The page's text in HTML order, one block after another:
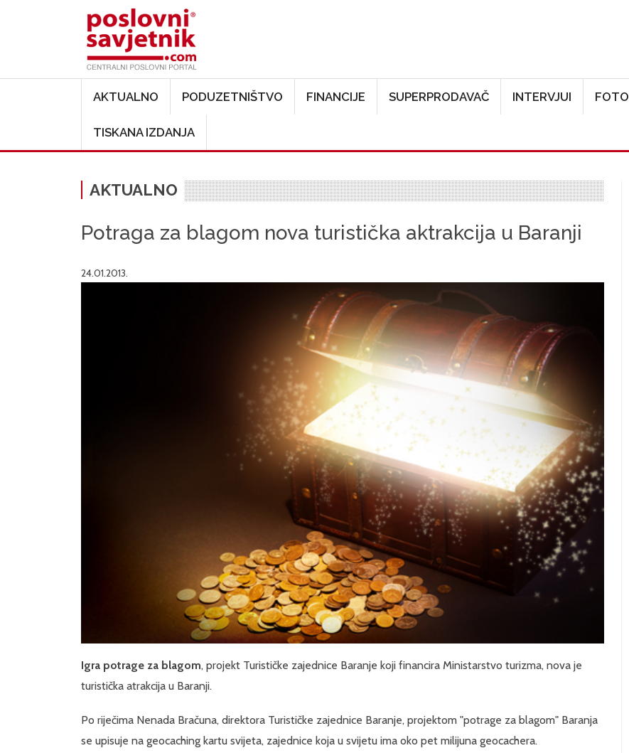
AKTUALNO PODUZETNIŠTVO FINANCIJE SUPERPRODAVAČ INTERVJUI FOTO
TISKANA IZDANJA
AKTUALNO
Potraga za blagom nova turistička aktrakcija u Baranji
24.01.2013.
Igra potrage za blagom, projekt Turističke zajednice Baranje koji financira Ministarstvo turizma, nova je
turistička atrakcija u Baranji.
Po riječima Nenada Bračuna, direktora Turističke zajednice Baranje, projektom "potrage za blagom" Baranja
se upisuje na geocaching kartu svijeta, zajednice koja u svijetu ima oko pet milijuna geocachera.